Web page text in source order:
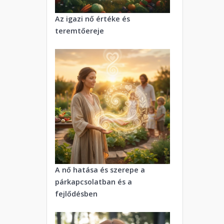
Az igazi nő értéke és
teremtőereje
A nő hatása és szerepe a
párkapcsolatban és a
fejlődésben